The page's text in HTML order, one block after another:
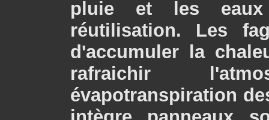
pluie et les eaux
réutilisation. Les
d'accumuler la
rafraichir
évapotranspiration